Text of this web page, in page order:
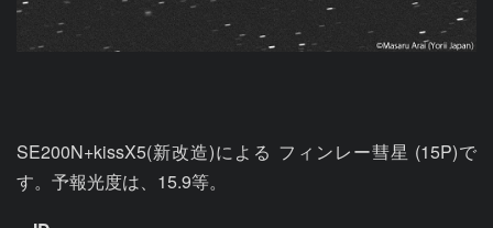
SE200N+kissX5(新改造)による フィンレー彗星 (15P)で
す。予報光度は、15.9等。